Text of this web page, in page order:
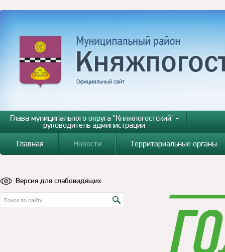
Глава муниципального округа "Княжпогостский" -
руководитель администрации
Главная
Новости Территориальные органы
Версия для слабовидящих